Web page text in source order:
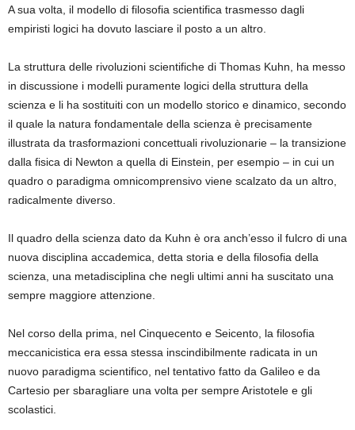
A sua volta, il modello di filosofia scientifica trasmesso dagli
empiristi logici ha dovuto lasciare il posto a un altro.
La struttura delle rivoluzioni scientifiche di Thomas Kuhn, ha messo
in discussione i modelli puramente logici della struttura della
scienza e li ha sostituiti con un modello storico e dinamico, secondo
il quale la natura fondamentale della scienza è precisamente
illustrata da trasformazioni concettuali rivoluzionarie – la transizione
dalla fisica di Newton a quella di Einstein, per esempio – in cui un
quadro o paradigma omnicomprensivo viene scalzato da un altro,
radicalmente diverso.
Il quadro della scienza dato da Kuhn è ora anch’esso il fulcro di una
nuova disciplina accademica, detta storia e della filosofia della
scienza, una metadisciplina che negli ultimi anni ha suscitato una
sempre maggiore attenzione.
Nel corso della prima, nel Cinquecento e Seicento, la filosofia
meccanicistica era essa stessa inscindibilmente radicata in un
nuovo paradigma scientifico, nel tentativo fatto da Galileo e da
Cartesio per sbaragliare una volta per sempre Aristotele e gli
scolastici.